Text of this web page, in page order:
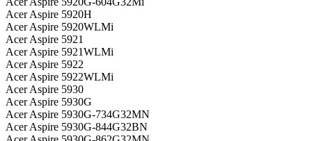
Acer Aspire 5920H
Acer Aspire 5920WLMi
Acer Aspire 5921
Acer Aspire 5921WLMi
Acer Aspire 5922
Acer Aspire 5922WLMi
Acer Aspire 5930
Acer Aspire 5930G
Acer Aspire 5930G-734G32MN
Acer Aspire 5930G-844G32BN